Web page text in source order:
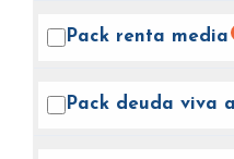
Pack renta media
Pack deuda viva